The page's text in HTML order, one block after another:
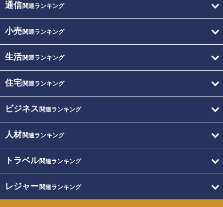
通信関連ランキング
小売関連ランキング
生活関連ランキング
住宅関連ランキング
ビジネス 関連ランキング
人材関連ランキング
トラベル関連ランキング
レジャー関連ランキング